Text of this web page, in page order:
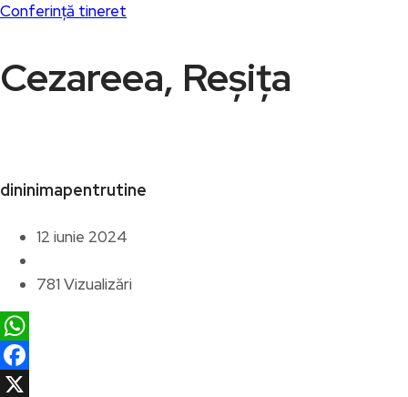
Conferință tineret
Cezareea, Reșița
dininimapentrutine
12 iunie 2024
781 Vizualizări
WhatsApp
Facebook